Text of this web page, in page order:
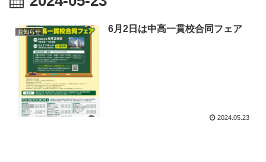
お知らせ 6月2日は中高一貫校合同フェア
2024.05.23